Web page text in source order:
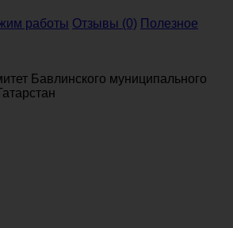
работы Отзывы (0) Полезное
Бавлинского муниципального